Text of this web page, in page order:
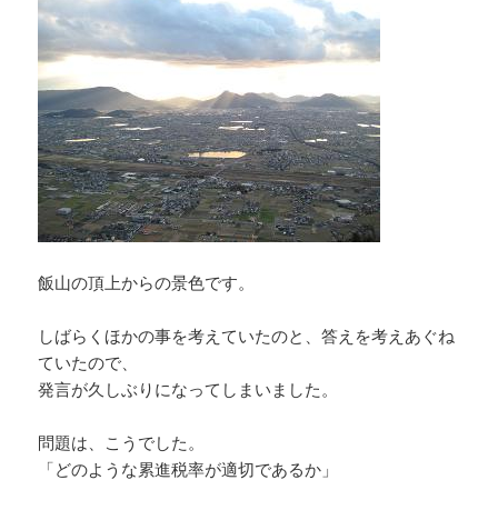
飯山の頂上からの景色です。
しばらくほかの事を考えていたのと、答えを考えあぐね
ていたので、
発言が久しぶりになってしまいました。
問題は、こうでした。
「どのような累進税率が適切であるか」